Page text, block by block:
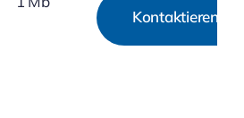
Kontaktieren